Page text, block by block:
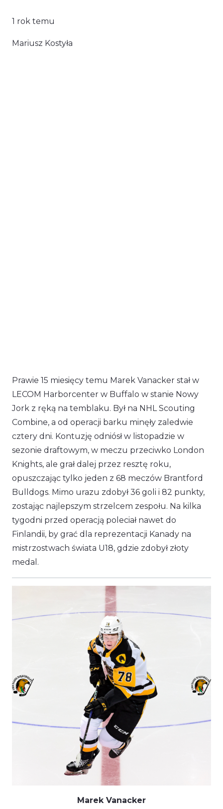
1 rok temu
Mariusz Kostyła
Prawie 15 miesięcy temu Marek Vanacker stał w
LECOM Harborcenter w Buffalo w stanie Nowy
Jork z ręką na temblaku. Był na NHL Scouting
Combine, a od operacji barku minęły zaledwie
cztery dni. Kontuzję odniósł w listopadzie w
sezonie draftowym, w meczu przeciwko London
Knights, ale grał dalej przez resztę roku,
opuszczając tylko jeden z 68 meczów Brantford
Bulldogs. Mimo urazu zdobył 36 goli i 82 punkty,
zostając najlepszym strzelcem zespołu. Na kilka
tygodni przed operacją poleciał nawet do
Finlandii, by grać dla reprezentacji Kanady na
mistrzostwach świata U18, gdzie zdobył złoty
medal.
Marek Vanacker